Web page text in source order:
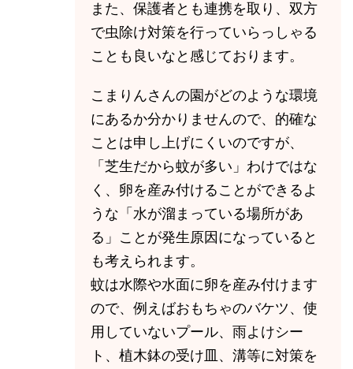
また、保護者とも連携を取り、双方
で虫除け対策を行っていらっしゃる
ことも良いなと感じております。
こまりんさんの園がどのような環境
にあるか分かりませんので、的確な
ことは申し上げにくいのですが、
「芝生だから蚊が多い」わけではな
く、卵を産み付けることができるよ
うな「水が溜まっている場所があ
る」ことが発生原因になっていると
も考えられます。
蚊は水際や水面に卵を産み付けます
ので、例えばおもちゃのバケツ、使
用していないプール、雨よけシー
ト、植木鉢の受け皿、溝等に対策を